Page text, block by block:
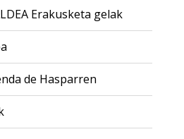
Erakusketa gelak
de Hasparren